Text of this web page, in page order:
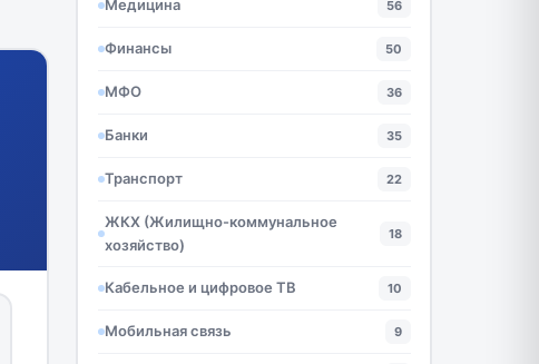
Медицина 56
Финансы 50
МФО 36
Банки 35
Транспорт 22
ЖКХ (Жилищно-коммунальное
хозяйство)
18
Кабельное и цифровое ТВ 10
Мобильная связь 9